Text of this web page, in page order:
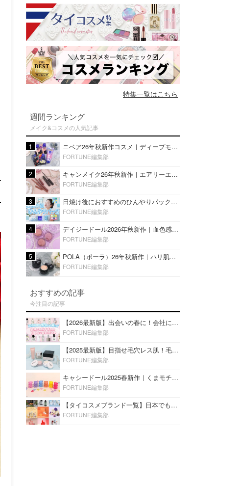
特集一覧はこちら
週間ランキング
メイク&コスメの人気記事
1 ニベア26年秋新作コスメ｜ディープモイスチャーリップの美容液タイプや2in1ボディクリームスクラブも
FORTUNE編集部
2 キャンメイク26年秋新作｜エアリーエクステンションライナー＆カールスナイパーマスカラ新色をレビュー
FORTUNE編集部
3 日焼け後におすすめのひんやりパック14選｜暑い夏にぴったりな冷凍／鎮静／うるおいチャージマスクを紹介
FORTUNE編集部
4 デイジードール2026年秋新作｜血色感が可愛い♡『パウダー ブラッシュ ブルーム』新3色をレビュー
FORTUNE編集部
5 POLA（ポーラ）26年秋新作｜ハリ肌を叶える『B.A デイ プランプ ファンデーション』を口コミ
FORTUNE編集部
おすすめの記事
今注目の記事
【2026最新版】出会いの春に！会社にもおすすめの好印象な香水14選♡ビジネスの場での香水マナーも
FORTUNE編集部
【2025最新版】目指せ毛穴レス肌！毛穴を埋めて隠す「おすすめ部分用下地＆プライマー」ランキング♡
FORTUNE編集部
キャシードール2025春新作｜くまモチーフのミニリップ「シャイニーベア リップモイスト」をレビュー♡
FORTUNE編集部
【タイコスメブランド一覧】日本でも人気沸騰中の“タイコスメ”ブランド20選！
FORTUNE編集部